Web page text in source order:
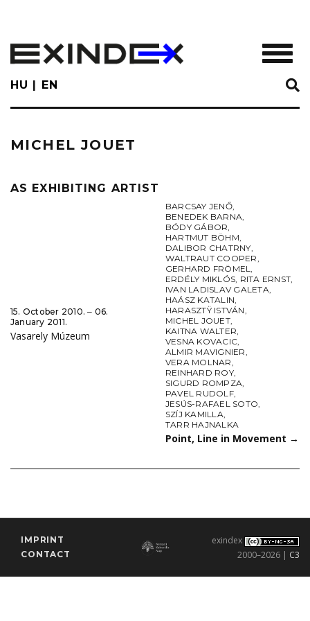
main
content
HU EN
MICHEL JOUET
AS EXHIBITING ARTIST
15. October 2010. ‒ 06.
January 2011.
Vasarely Múzeum
BARCSAY JENŐ,
BENEDEK BARNA,
BÓDY GÁBOR,
HARTMUT BÖHM,
DALIBOR CHATRNY,
WALTRAUT COOPER,
GERHARD FRÖMEL,
ERDÉLY MIKLÓS, RITA ERNST,
IVAN LADISLAV GALETA,
HAÁSZ KATALIN,
HARASZTŸ ISTVÁN,
MICHEL JOUET,
KAITNA WALTER,
VESNA KOVACIC,
ALMIR MAVIGNIER,
VERA MOLNAR,
REINHARD ROY,
SIGURD ROMPZA,
PAVEL RUDOLF,
JESÚS-RAFAEL SOTO,
SZÍJ KAMILLA,
TARR HAJNALKA
Point, Line in Movement →
IMPRINT
CONTACT
exindex
2000–2026 | C3